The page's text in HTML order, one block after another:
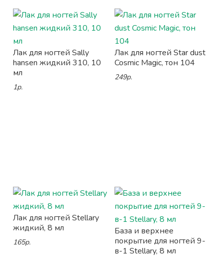
Лак для ногтей Sally
hansen жидкий 310, 10
мл
1р.
Лак для ногтей Star dust
Cosmic Magic, тон 104
249р.
Лак для ногтей Stellary
жидкий, 8 мл
165р.
База и верхнее
покрытие для ногтей 9-
в-1 Stellary, 8 мл